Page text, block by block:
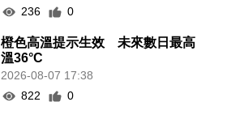
236 0
橙色高溫提示生效 未來數日最高
溫36°C
2026-08-07 17:38
822
0